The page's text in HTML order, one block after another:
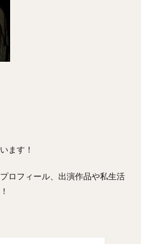
ます！
ロフィール、出演作品や私生活